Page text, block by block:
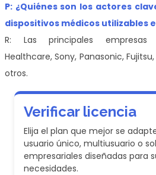
P: ¿Quiénes son los actores
dispositivos médicos utilizables
R: Las principales empresas
Healthcare, Sony, Panasonic,
otros.
Verificar licencia
Elija el plan que mejor se
usuario único, multiusuario o
empresariales diseñadas para
necesidades.